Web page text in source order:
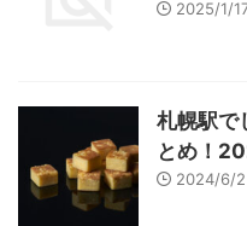
2025/1/
札幌駅で
とめ！
2024/6/2